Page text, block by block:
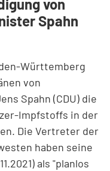
von
Spahn
Württemberg
von
Spahn (CDU) die
Impfstoffs in der
Die Vertreter der
haben seine
als "planlos